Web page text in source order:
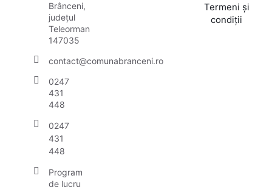
Brânceni,
județul
Teleorman
147035
contact@comunabranceni.ro
0247
431
448
0247
431
448
Program
de lucru
Termeni și
condiții